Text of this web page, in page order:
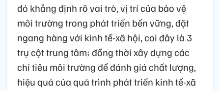
đó khẳng định rõ vai trò, vị trí của bảo vệ
môi trường trong phát triển bền vững, đặt
ngang hàng với kinh tế-xã hội, coi đây là 3
trụ cột trung tâm; đồng thời xây dựng các
chỉ tiêu môi trường để đánh giá chất lượng,
hiệu quả của quá trình phát triển kinh tế-xã